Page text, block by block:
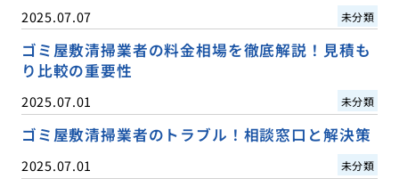
2025.07.07 未分類
ゴミ屋敷清掃業者の料金相場を徹底解説！見積も
り比較の重要性
2025.07.01 未分類
ゴミ屋敷清掃業者のトラブル！相談窓口と解決策
2025.07.01 未分類